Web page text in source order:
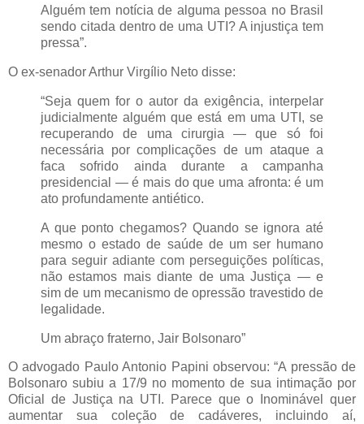
Alguém tem notícia de alguma pessoa no Brasil
sendo citada dentro de uma UTI? A injustiça tem
pressa”.
O ex-senador Arthur Virgílio Neto disse:
“Seja quem for o autor da exigência, interpelar
judicialmente alguém que está em uma UTI, se
recuperando de uma cirurgia — que só foi
necessária por complicações de um ataque a
faca sofrido ainda durante a campanha
presidencial — é mais do que uma afronta: é um
ato profundamente antiético.
A que ponto chegamos? Quando se ignora até
mesmo o estado de saúde de um ser humano
para seguir adiante com perseguições políticas,
não estamos mais diante de uma Justiça — e
sim de um mecanismo de opressão travestido de
legalidade.
Um abraço fraterno, Jair Bolsonaro”
O advogado Paulo Antonio Papini observou: “A pressão de
Bolsonaro subiu a 17/9 no momento de sua intimação por
Oficial de Justiça na UTI. Parece que o Inominável quer
aumentar sua coleção de cadáveres, incluindo aí,